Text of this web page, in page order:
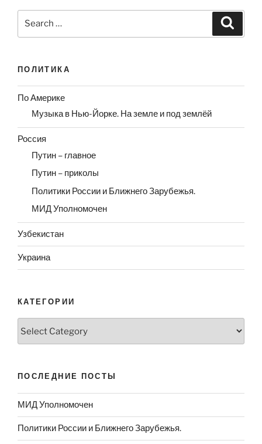
ПОЛИТИКА
По Америке
Музыка в Нью-Йорке. На земле и под землёй
Россия
Путин – главное
Путин – приколы
Политики России и Ближнего Зарубежья.
МИД Уполномочен
Узбекистан
Украина
КАТЕГОРИИ
ПОСЛЕДНИЕ ПОСТЫ
МИД Уполномочен
Политики России и Ближнего Зарубежья.